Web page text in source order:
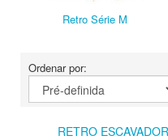
Retro Série M
Ordenar por:
RETRO